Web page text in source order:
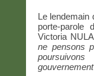
Le lendemain
porte-parole
Victoria
ne pensons